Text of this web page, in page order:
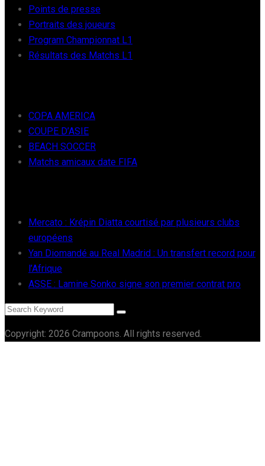
Points de presse
Portraits des joueurs
Program Championnat L1
Résultats des Matchs L1
COPA AMERICA
COUPE D’ASIE
BEACH SOCCER
Matchs amicaux date FIFA
Mercato : Krépin Diatta courtisé par plusieurs clubs
européens
Yan Diomandé au Real Madrid : Un transfert record pour
l’Afrique
ASSE : Lamine Sonko signe son premier contrat pro
Copyright: 2026 Crampoons. All rights reserved.